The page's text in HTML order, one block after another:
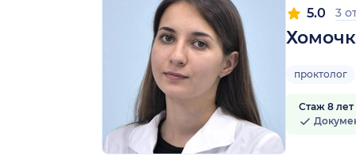
5.0 3
проктолог
Стаж 8 лет